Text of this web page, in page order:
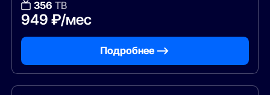
356 ТВ
949 ₽/мес
Подробнее —>